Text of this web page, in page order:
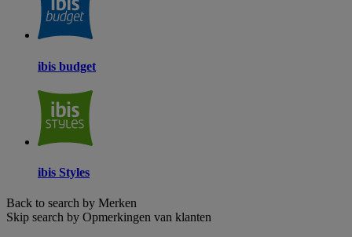
ibis budget
ibis Styles
Back to search by Merken
Skip search by Opmerkingen van klanten